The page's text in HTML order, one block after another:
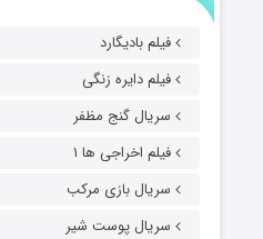
فیلم بادیگارد
فیلم دایره زنگی
سریال گنج مظفر
فیلم اخراجی ها ۱
سریال بازی مرکب
سریال پوست شیر